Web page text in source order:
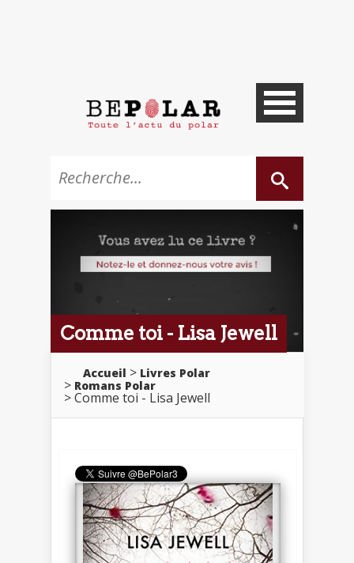
Comme toi - Lisa Jewell
Accueil
Livres Polar
Romans Polar
Comme toi - Lisa Jewell